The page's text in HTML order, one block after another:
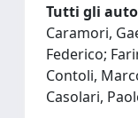
Tutti gli
Caramori,
Federico;
Contoli,
Casolari,